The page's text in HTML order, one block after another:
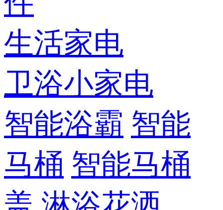
生活家电
卫浴小家电
智能浴霸 智能
马桶 智能马桶